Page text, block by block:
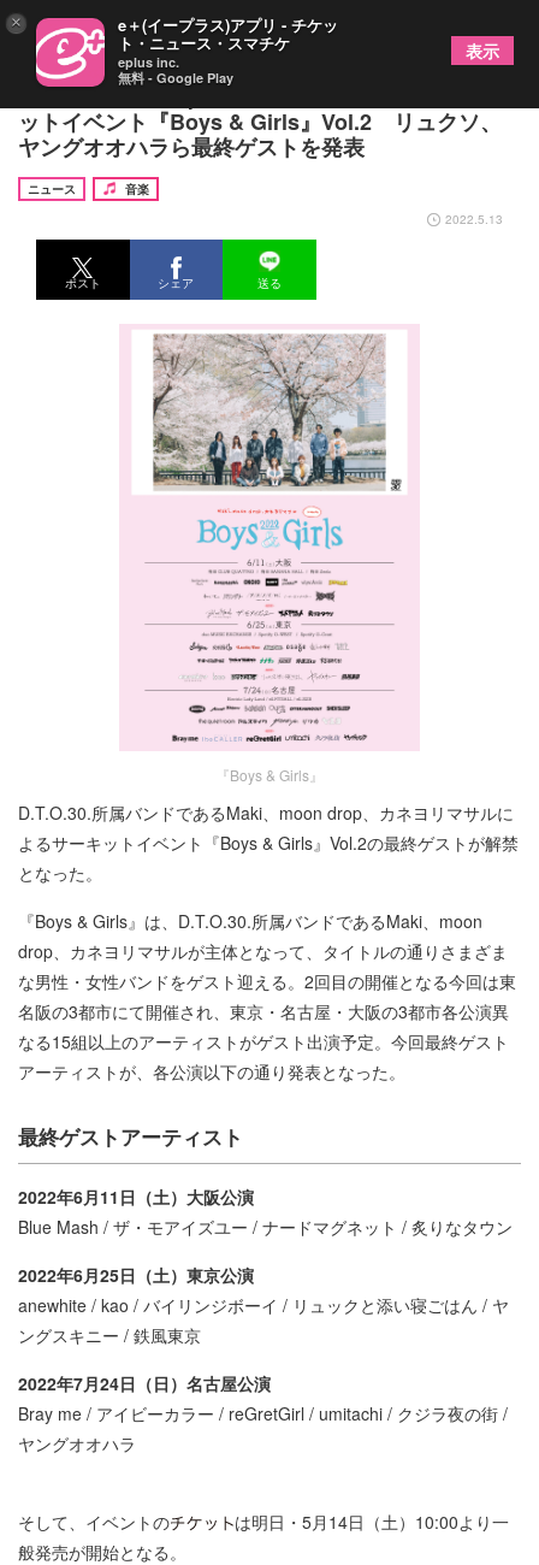
Maki＆moon drop＆カネヨリマサルによるサーキ
ットイベント『Boys & Girls』Vol.2 リュクソ、
ヤングオオハラら最終ゲストを発表
ニュース
音楽
2022.5.13
ポスト シェア 送る
『Boys & Girls』
D.T.O.30.所属バンドであるMaki、moon drop、カネヨリマサルに
よるサーキットイベント『Boys & Girls』Vol.2の最終ゲストが解禁
となった。
『Boys & Girls』は、D.T.O.30.所属バンドであるMaki、moon
drop、カネヨリマサルが主体となって、タイトルの通りさまざま
な男性・女性バンドをゲスト迎える。2回目の開催となる今回は東
名阪の3都市にて開催され、東京・名古屋・大阪の3都市各公演異
なる15組以上のアーティストがゲスト出演予定。今回最終ゲスト
アーティストが、各公演以下の通り発表となった。
最終ゲストアーティスト
2022年6月11日（土）大阪公演
Blue Mash / ザ・モアイズユー / ナードマグネット / 炙りなタウン
2022年6月25日（土）東京公演
anewhite / kao / バイリンジボーイ / リュックと添い寝ごはん / ヤ
ングスキニー / 鉄風東京
2022年7月24日（日）名古屋公演
Bray me / アイビーカラー / reGretGirl / umitachi / クジラ夜の街 /
ヤングオオハラ
そして、イベントの
は明日・5月14日（土）10:00より一
般発売が開始となる。
× e＋(イープラス)アプリ - チケッ
ト・ニュース・スマチケ
eplus inc.
無料 - Google Play
表示